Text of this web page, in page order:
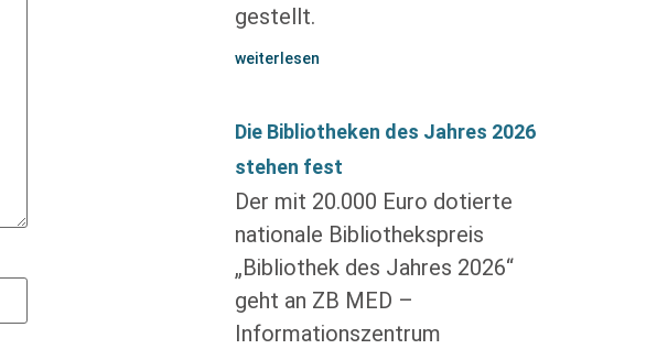
gestellt.
weiterlesen
Die Bibliotheken des Jahres 2026
stehen fest
Der mit 20.000 Euro dotierte
nationale Bibliothekspreis
„Bibliothek des Jahres 2026“
geht an ZB MED –
Informationszentrum